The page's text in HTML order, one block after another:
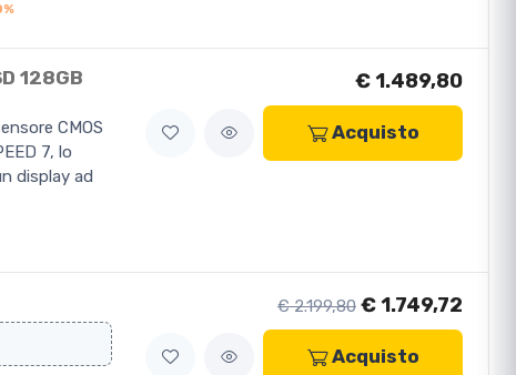
128GB
CMOS
7, lo
display ad
€ 1.489,80
Acquisto
€ 2.199,80 € 1.749,72
Acquisto